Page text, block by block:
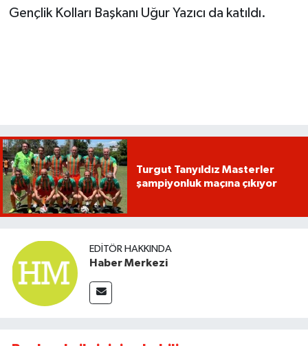
Gençlik Kolları Başkanı Uğur Yazıcı da katıldı.
Turgut Tanyıldız Masterler
şampiyonluk maçına çıkıyor
EDITÖR HAKKINDA
Haber Merkezi